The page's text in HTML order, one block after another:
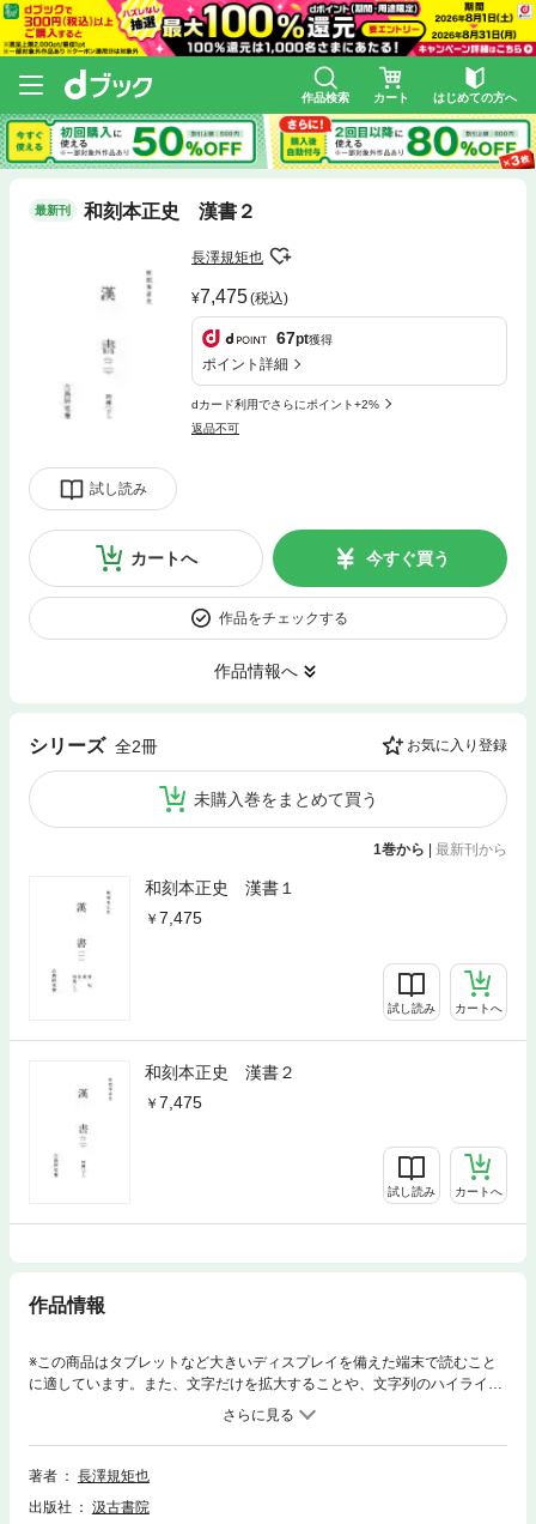
作品検索 カート はじめての方へ
最新刊 和刻本正史 漢書２
試し読み
長澤規矩也
7,475(税込)
67pt獲得
ポイント詳細
dカード利用でさらにポイント+2%
返品不可
カートへ 今すぐ買う
作品をチェックする
作品情報へ
シリーズ 全2冊 お気に入り登録
未購入巻をまとめて買う
1巻から 最新刊から
和刻本正史 漢書１
7,475
試し読み カートへ
和刻本正史 漢書２
7,475
試し読み カートへ
作品情報
※この商品はタブレットなど大きいディスプレイを備えた端末で読むこと
に適しています。また、文字だけを拡大することや、文字列のハイライ
ト、検索、辞書の参照、引用などの機能が使用できません。中国の歴史・
文化を研究・理解する上に、「正史」の存在は欠くべからざるものである
ことはいうまでもない。遠く奈良・平安時代の昔から我々日本人は中国の
優れた文化を吸収し、日本独自の文化を創造してきたが、異民族の文化を
って読む」という方法をとった。「正史」訓点本は江戸幕府の命により各
著者
長澤規矩也
出版社
汲古書院